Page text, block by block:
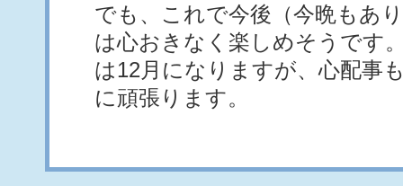
でも、これで今後（今晩もあ
は心おきなく楽しめそうです
は12月になりますが、心配事
に頑張ります。